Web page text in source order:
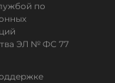
по
ЭЛ № ФС 77